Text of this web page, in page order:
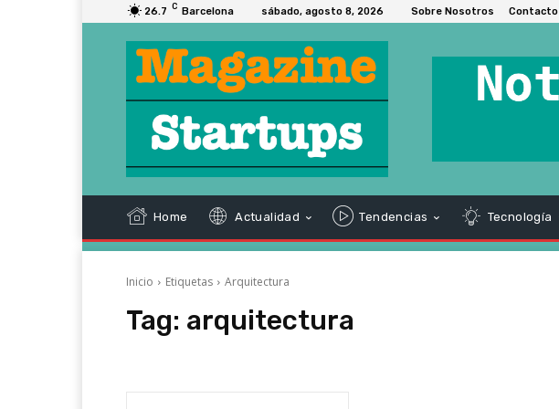
26.7 C Barcelona sábado, agosto 8, 2026 Sobre Nosotros Contacto
Home Actualidad Tendencias Tecnología
Inicio Etiquetas Arquitectura
Tag: arquitectura